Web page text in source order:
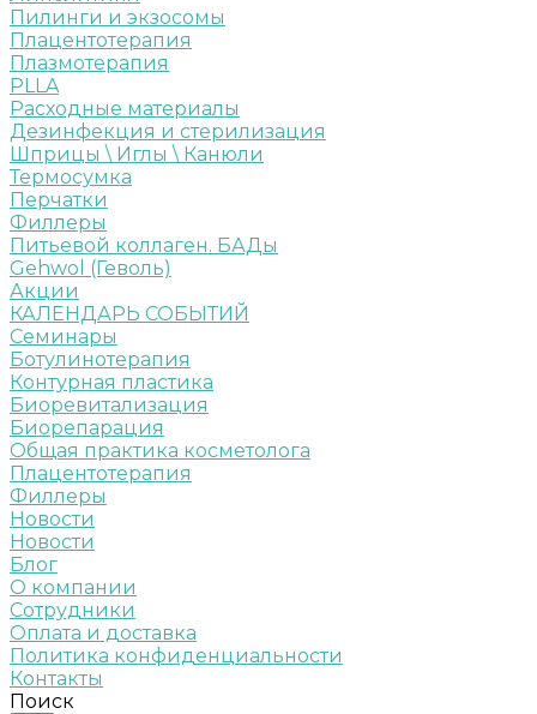
Пилинги и экзосомы
Плацентотерапия
Плазмотерапия
PLLA
Расходные материалы
Дезинфекция и стерилизация
Шприцы \ Иглы \ Канюли
Термосумка
Перчатки
Филлеры
Питьевой коллаген. БАДы
Gehwol (Геволь)
Акции
КАЛЕНДАРЬ СОБЫТИЙ
Семинары
Ботулинотерапия
Контурная пластика
Биоревитализация
Биорепарация
Общая практика косметолога
Плацентотерапия
Филлеры
Новости
Новости
Блог
О компании
Сотрудники
Оплата и доставка
Политика конфиденциальности
Контакты
Поиск